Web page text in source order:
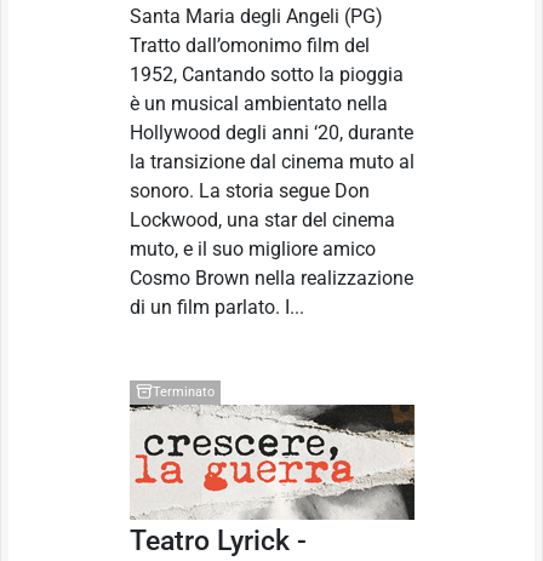
Santa Maria degli Angeli (PG)
Tratto dall’omonimo film del
1952, Cantando sotto la pioggia
è un musical ambientato nella
Hollywood degli anni ‘20, durante
la transizione dal cinema muto al
sonoro. La storia segue Don
Lockwood, una star del cinema
muto, e il suo migliore amico
Cosmo Brown nella realizzazione
di un film parlato. I...
Terminato
Teatro Lyrick -